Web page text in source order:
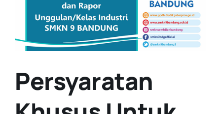
Persyaratan